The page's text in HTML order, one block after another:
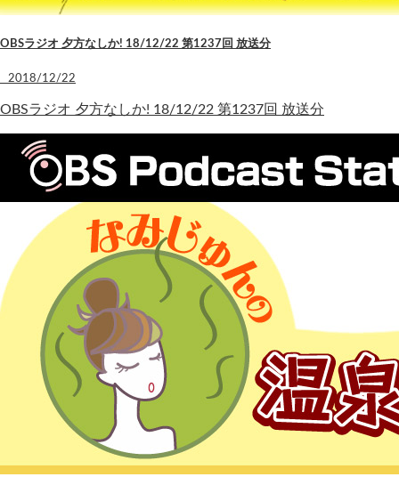
OBSラジオ 夕方なしか! 18/12/22 第1237回 放送分
2018/12/22
OBSラジオ 夕方なしか! 18/12/22 第1237回 放送分